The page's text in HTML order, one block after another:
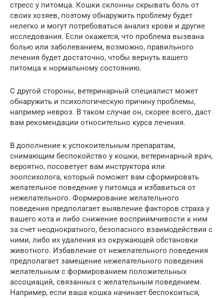
стресс у питомца. Кошки склонны скрывать боль от
своих хозяев, поэтому обнаружить проблему будет
нелегко и могут потребоваться анализ крови и другие
исследования. Если окажется, что проблема вызвана
болью или заболеванием, возможно, правильного
лечения будет достаточно, чтобы вернуть вашего
питомца к нормальному состоянию.
С другой стороны, ветеринарный специалист может
обнаружить и психологическую причину проблемы,
например невроз. В таком случае он, скорее всего, даст
вам рекомендации относительно курса лечения.
В дополнение к успокоительным препаратам,
снимающим беспокойство у кошки, ветеринарный врач,
вероятно, посоветует вам инструктора или
зоопсихолога, который поможет вам сформировать
желательное поведение у питомца и избавиться от
нежелательного. Формирование желательного
поведения предполагает выявление факторов страха у
вашего кота и либо снижение восприимчивости к ним
за счет неоднократного, безопасного взаимодействия с
ними, либо их удаления из окружающей обстановки
животного. Избавление от нежелательного поведения
предполагает замещение нежелательного поведения
желательным с формированием положительных
ассоциаций, связанных с желательным поведением.
Например, если ваша кошка начинает беспокоиться,